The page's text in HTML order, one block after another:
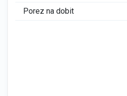
Porez na dobit